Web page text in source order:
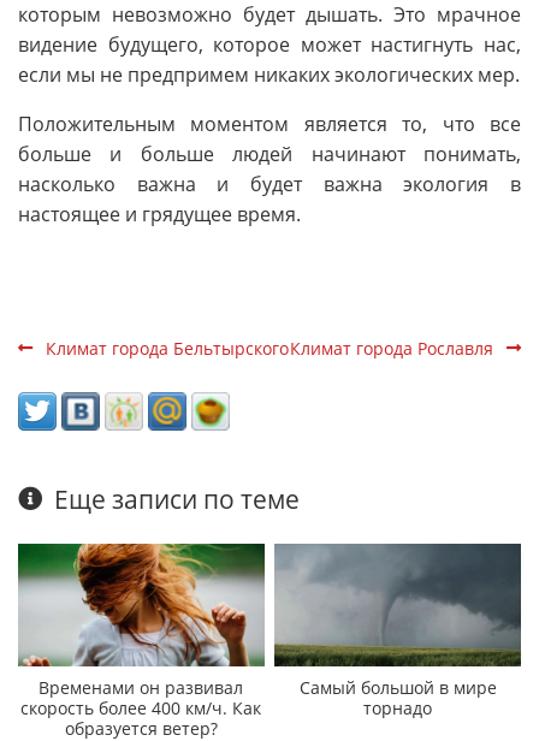
которым невозможно будет дышать. Это мрачное
видение будущего, которое может настигнуть нас,
если мы не предпримем никаких экологических мер.
Положительным моментом является то, что все
больше и больше людей начинают понимать,
насколько важна и будет важна экология в
настоящее и грядущее время.
Климат города БельтырскогоКлимат города Рославля
Еще записи по теме
Временами он развивал
скорость более 400 км/ч. Как
образуется ветер?
Самый большой в мире
торнадо